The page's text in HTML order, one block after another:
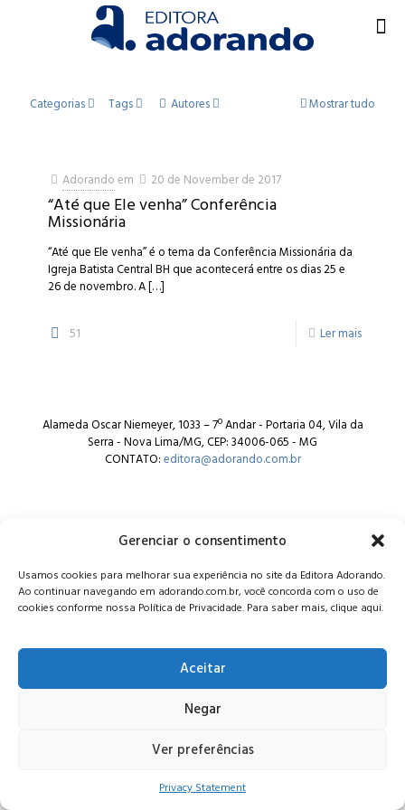
Gerenciar o consentimento
Usamos cookies para melhorar sua experiência no site da Editora Adorando.
Ao continuar navegando em adorando.com.br, você concorda com o uso de
cookies conforme nossa Política de Privacidade. Para saber mais, clique aqui.
Aceitar
Negar
Ver preferências
Privacy Statement
Categorias Tags Autores Mostrar tudo
Adorandoem 20 de November de 2017
“Até que Ele venha” Conferência
Missionária
“Até que Ele venha” é o tema da Conferência Missionária da
Igreja Batista Central BH que acontecerá entre os dias 25 e
26 de novembro. A[…]
51 Ler mais
Alameda Oscar Niemeyer, 1033 – 7º Andar - Portaria 04, Vila da
Serra - Nova Lima/MG, CEP: 34006-065 - MG
CONTATO:editora@adorando.com.br
© Editora Adorando 2026. Todos os direitos reservados.
Consulte nossapolítica de privacidade.